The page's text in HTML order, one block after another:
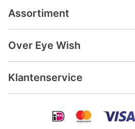
Assortiment
Over Eye Wish
Klantenservice